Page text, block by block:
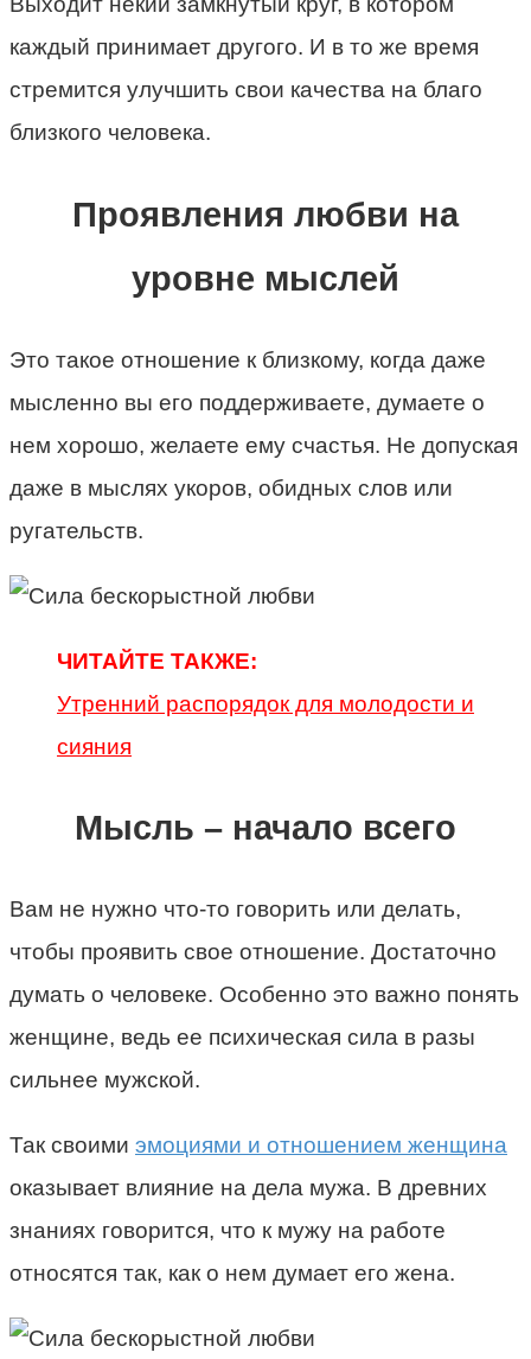
каждый принимает другого. И в то же время
стремится улучшить свои качества на благо
близкого человека.
Проявления любви на
уровне мыслей
Это такое отношение к близкому, когда даже
мысленно вы его поддерживаете, думаете о
нем хорошо, желаете ему счастья. Не допуская
даже в мыслях укоров, обидных слов или
ругательств.
ЧИТАЙТЕ ТАКЖЕ:
Утренний распорядок для молодости и
сияния
Мысль – начало всего
Вам не нужно что-то говорить или делать,
чтобы проявить свое отношение. Достаточно
думать о человеке. Особенно это важно понять
женщине, ведь ее психическая сила в разы
сильнее мужской.
Так своими эмоциями и отношением женщина
оказывает влияние на дела мужа. В древних
знаниях говорится, что к мужу на работе
относятся так, как о нем думает его жена.